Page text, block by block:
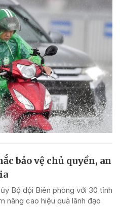
bảo vệ chủ quyền, an
Bộ đội Biên phòng với 30 tỉnh
nâng cao hiệu quả lãnh đạo